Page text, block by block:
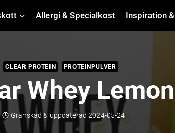
Allergi & Specialkost Inspiration
CLEAR PROTEIN PROTEINPULVER
Whey
Granskad & uppdaterad 2024-05-24